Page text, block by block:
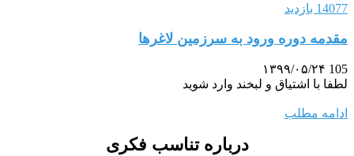
14077 بازدید
مقدمه دوره ورود به سرزمین لاغرها
105 ۱۳۹۹/۰۵/۲۴
لطفا با اشتیاق و لبخند وارد شوید
ادامه مطلب
درباره تناسب فکری